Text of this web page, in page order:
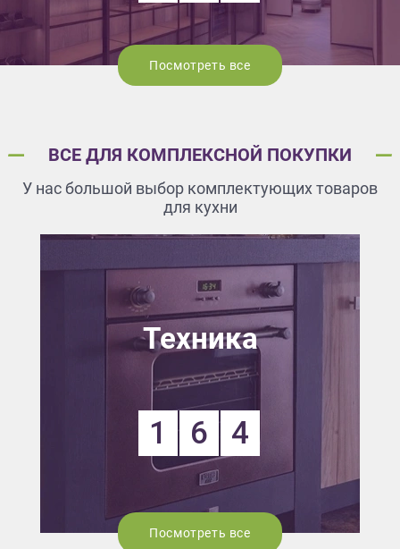
Посмотреть все
ВСЕ ДЛЯ КОМПЛЕКСНОЙ ПОКУПКИ
У нас большой выбор комплектующих товаров
для кухни
Техника
1 6 4
Посмотреть все